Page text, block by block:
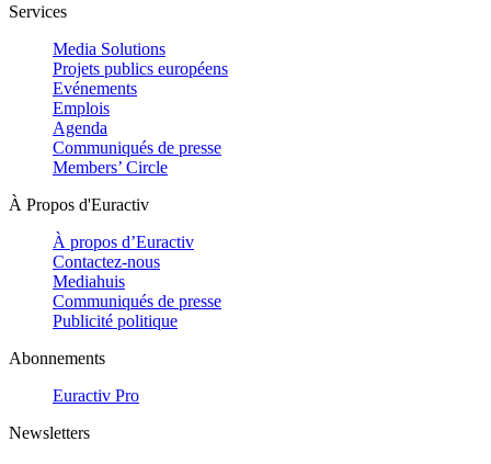
Services
Media Solutions
Projets publics européens
Evénements
Emplois
Agenda
Communiqués de presse
Members’ Circle
À Propos d'Euractiv
À propos d’Euractiv
Contactez-nous
Mediahuis
Communiqués de presse
Publicité politique
Abonnements
Euractiv Pro
Newsletters